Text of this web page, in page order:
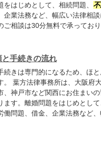
をはじめとして、相続問題、
企業法務など、幅広い法律相
ご相談は30分無料で承ってお
手続きの流れ
続きは専門的になるため、ほ
。 葉方法律事務所は、大阪府
、神戸市など関西にお住まい
ます。離婚問題をはじめとして
働問題、借金、企業法務など